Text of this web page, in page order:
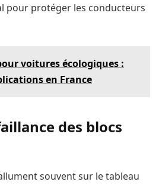
pour protéger les conducteurs
voitures écologiques :
en France
des blocs
souvent sur le tableau